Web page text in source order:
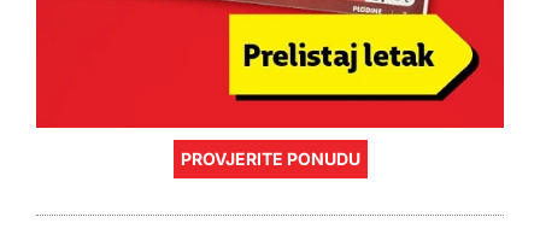
PROVJERITE PONUDU